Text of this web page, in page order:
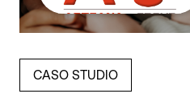
CASO STUDIO